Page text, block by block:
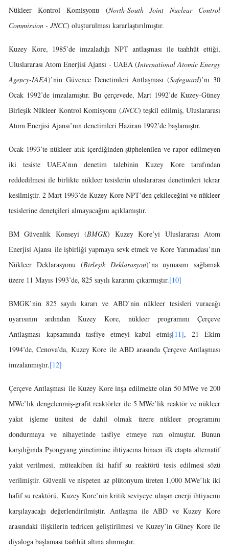
Nükleer Kontrol Komisyonu (North-South Joint Nuclear Control
Commission - JNCC) oluşturulması kararlaştırılmıştır.
Kuzey Kore, 1985’de imzaladığı NPT antlaşması ile taahhüt ettiği,
Uluslararası Atom Enerjisi Ajansı - UAEA (International Atomic Energy
Agency-IAEA)’nin Güvence Denetimleri Antlaşması (Safeguard)’nı 30
Ocak 1992’de imzalamıştır. Bu çerçevede, Mart 1992’de Kuzey-Güney
Birleşik Nükleer Kontrol Komisyonu (JNCC) teşkil edilmiş, Uluslararası
Atom Enerjisi Ajansı’nın denetimleri Haziran 1992’de başlamıştır.
Ocak 1993’te nükleer atık içerdiğinden şüphelenilen ve rapor edilmeyen
iki tesiste UAEA’nın denetim talebinin Kuzey Kore tarafından
reddedilmesi ile birlikte nükleer tesislerin uluslararası denetimleri tekrar
kesilmiştir. 2 Mart 1993’de Kuzey Kore NPT’den çekileceğini ve nükleer
tesislerine denetçileri almayacağını açıklamıştır.
BM Güvenlik Konseyi (BMGK) Kuzey Kore’yi Uluslararası Atom
Enerjisi Ajansı ile işbirliği yapmaya sevk etmek ve Kore Yarımadası’nın
Nükleer Deklarasyonu (Birleşik Deklarasyon)’na uymasını sağlamak
üzere 11 Mayıs 1993’de, 825 sayılı kararını çıkarmıştır.[10]
BMGK’nin 825 sayılı kararı ve ABD’nin nükleer tesisleri vuracağı
uyarısının ardından Kuzey Kore, nükleer programını Çerçeve
Antlaşması kapsamında tasfiye etmeyi kabul etmiş[11], 21 Ekim
1994’de, Cenova’da, Kuzey Kore ile ABD arasında Çerçeve Antlaşması
imzalanmıştır.[12]
Çerçeve Antlaşması ile Kuzey Kore inşa edilmekte olan 50 MWe ve 200
MWe’lık dengelenmiş-grafit reaktörler ile 5 MWe’lik reaktör ve nükleer
yakıt işleme ünitesi de dahil olmak üzere nükleer programını
dondurmaya ve nihayetinde tasfiye etmeye razı olmuştur. Bunun
karşılığında Pyongyang yönetimine ihtiyacına binaen ilk etapta alternatif
yakıt verilmesi, müteakiben iki hafif su reaktörü tesis edilmesi sözü
verilmiştir. Güvenli ve nispeten az plütonyum üreten 1,000 MWe’lık iki
hafif su reaktörü, Kuzey Kore’nin kritik seviyeye ulaşan enerji ihtiyacını
karşılayacağı değerlendirilmiştir. Antlaşma ile ABD ve Kuzey Kore
arasındaki ilişkilerin tedricen geliştirilmesi ve Kuzey’in Güney Kore ile
diyaloga başlaması taahhüt altına alınmıştır.